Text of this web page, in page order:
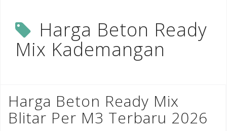
Harga Beton Ready
Mix Kademangan
Harga Beton Ready Mix
Blitar Per M3 Terbaru 2026